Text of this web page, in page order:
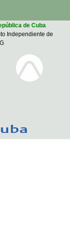
de Cuba
Independiente de